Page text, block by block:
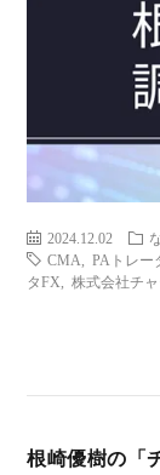
2024.12.02
CMA
,PAトレー
タFX
,株式会社チ
根崎優樹の「